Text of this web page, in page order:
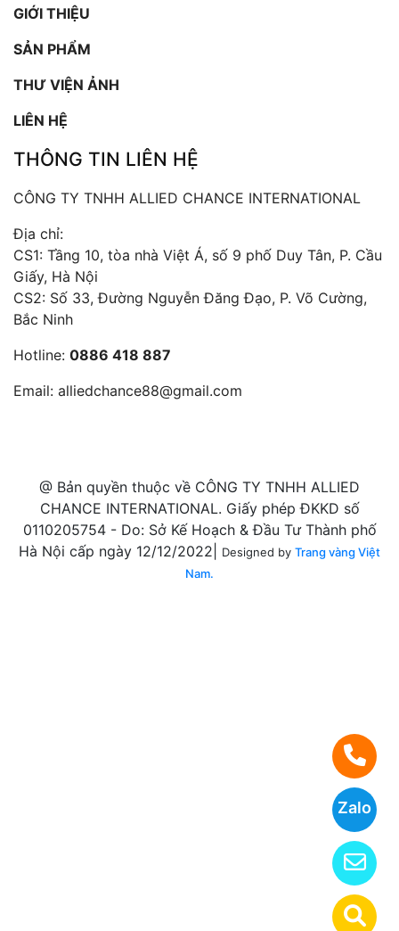
Zalo
GIỚI THIỆU
SẢN PHẨM
THƯ VIỆN ẢNH
LIÊN HỆ
THÔNG TIN LIÊN HỆ
CÔNG TY TNHH ALLIED CHANCE INTERNATIONAL
Địa chỉ:
CS1: Tầng 10, tòa nhà Việt Á, số 9 phố Duy Tân, P. Cầu
Giấy, Hà Nội
CS2: Số 33, Đường Nguyễn Đăng Đạo, P. Võ Cường,
Bắc Ninh
Hotline: 0886 418 887
Email: alliedchance88@gmail.com
@ Bản quyền thuộc về CÔNG TY TNHH ALLIED
CHANCE INTERNATIONAL. Giấy phép ĐKKD số
0110205754 - Do: Sở Kế Hoạch & Đầu Tư Thành phố
Hà Nội cấp ngày 12/12/2022|
Designed by Trang vàng Việt
Nam.